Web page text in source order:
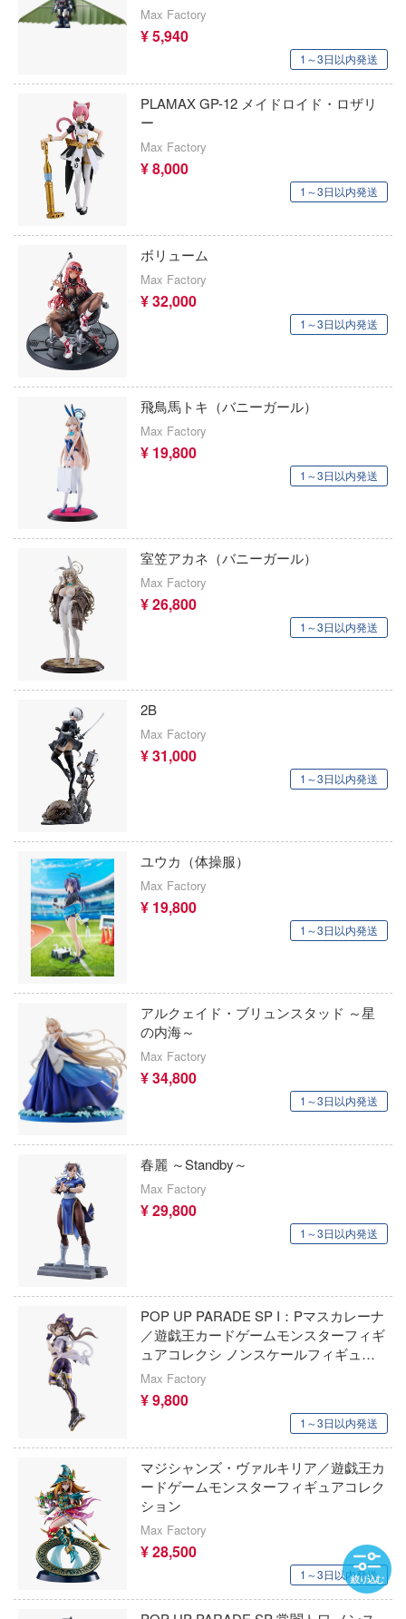
Max Factory
¥ 5,940
1～3日以内発送
PLAMAX GP-12 メイドロイド・ロザリ
ー
Max Factory
¥ 8,000
1～3日以内発送
ボリューム
Max Factory
¥ 32,000
1～3日以内発送
飛鳥馬トキ（バニーガール）
Max Factory
¥ 19,800
1～3日以内発送
室笠アカネ（バニーガール）
Max Factory
¥ 26,800
1～3日以内発送
2B
Max Factory
¥ 31,000
1～3日以内発送
ユウカ（体操服）
Max Factory
¥ 19,800
1～3日以内発送
アルクェイド・ブリュンスタッド ～星
の内海～
Max Factory
¥ 34,800
1～3日以内発送
春麗 ～Standby～
Max Factory
¥ 29,800
1～3日以内発送
POP UP PARADE SP I：Pマスカレーナ
／遊戯王カードゲームモンスターフィギ
ュアコレクシ ノンスケールフィギュア
ョン
Max Factory
¥ 9,800
1～3日以内発送
マジシャンズ・ヴァルキリア／遊戯王カ
ードゲームモンスターフィギュアコレク
ション
Max Factory
¥ 28,500
1～3日以内発送
魔法騎士レイアース
無期迷途
無職転生 ～異世界行ったら本気だす～
無限邂逅メガロマリア
名探偵コナン
メカトロウィーゴ
メダロット
メタルギアシリーズ
メガミデバイス
鳴潮
モンスターハンター
遊☆戯☆王デュエルモンスターズ
ユニコーンオーバーロード
幽☆遊☆白書
勇者刑に処す 懲罰勇者9004隊刑務記録
妖怪ウォッチ
幼稚園WARS
らんま1/2
らき☆すた
陸上自衛隊07式戦車 なっちん
リコリス・リコイル
Re：ゼロから始める異世界生活
リバース：1999
龍が如くシリーズ
コペッキースケールモデルズ(ビーバーコ
ーション)
SUNRISEPOP
SABREモデル
サルビノスJRモデルズ(プラッツ)
SUN QUEEN
月見草 SUNDROPS
斎藤塗料株式会社
33 INDUSTRY
サンダーモデル(バウマン/ハセガワ)
サン・ディテール(ビーバーコーポレーシ
サンスター
シュエンホワスタジオ
ジョニーライトニング
ジェソン(ジェイソン)・スタジオ(バウマ
バーコーポレーション))
C&A Global Ltd. X CCSTOYS
CCP
HOZAN(ホーザン)
JOYTOY
秋東精工
シップヤードワークス(VIC)
CMK(バウマン・ビーバーコーポレーシ
CCSTOYS
JLC(ビーバーコーポレーション)
SIMONTOYS
GMUモデル(バウマン・ビーバーコーポ
絞り込む
・リコイル
から始める異世界生活
ーモリー
シリーズ
メイデン
ビー)
(ワンピース)
マン